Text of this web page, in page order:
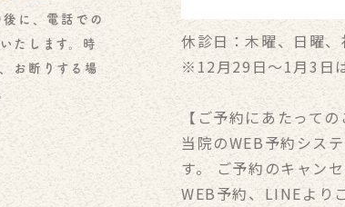
に、電話での
たします。時
お断りする場
休診日：木曜、日曜、
※12月29日〜1月3日
【ご予約にあたっての
当院のWEB予約シス
す。 ご予約のキャン
WEB予約、LINEより